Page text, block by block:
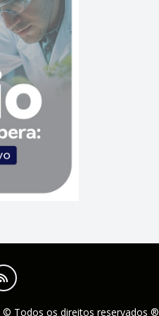
© Todos os direitos reservados ®